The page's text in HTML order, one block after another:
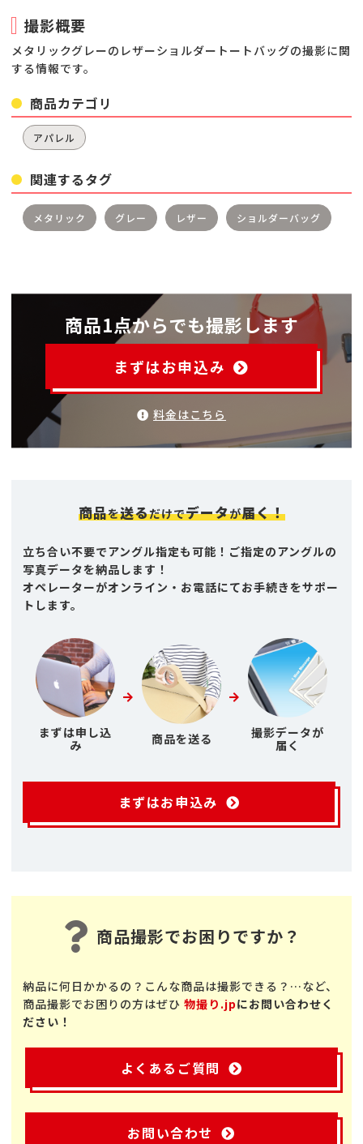
撮影概要
メタリックグレーのレザーショルダートートバッグの撮影に関
する情報です。
商品カテゴリ
アパレル
関連するタグ
メタリック グレー レザー ショルダーバッグ
商品1点からでも撮影します
まずはお申込み
料金はこちら
商品を送るだけでデータが届く！
立ち合い不要でアングル指定も可能！ご指定のアングルの
写真データを納品します！
オペレーターがオンライン・お電話にてお手続きをサポー
トします。
まずは申し込
み
商品を送る
撮影データが
届く
まずはお申込み
商品撮影でお困りですか？
納品に何日かかるの？こんな商品は撮影できる？…など、
商品撮影でお困りの方はぜひ 物撮り.jpにお問い合わせく
ださい！
よくあるご質問
お問い合わせ